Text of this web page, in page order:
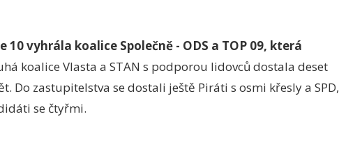
10 vyhrála koalice Společně - ODS a TOP 09, která
koalice Vlasta a STAN s podporou lidovců dostala deset
Do zastupitelstva se dostali ještě Piráti s osmi křesly a SPD,
se čtyřmi.